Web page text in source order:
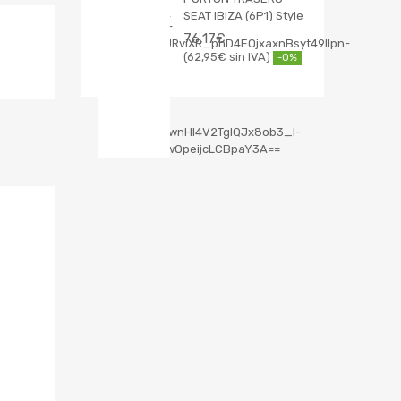
SEAT IBIZA (6P1) Style
76,17€
62,95€ -0%